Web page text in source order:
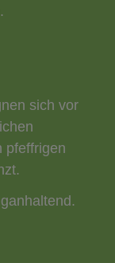
sich vor
pfeffrigen